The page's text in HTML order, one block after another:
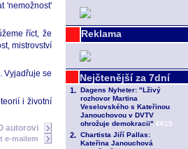
Reklama
'nemožnost'
říct, že
mistrovství
Vyjadřuje se
i životní
autorovi
e-mailem